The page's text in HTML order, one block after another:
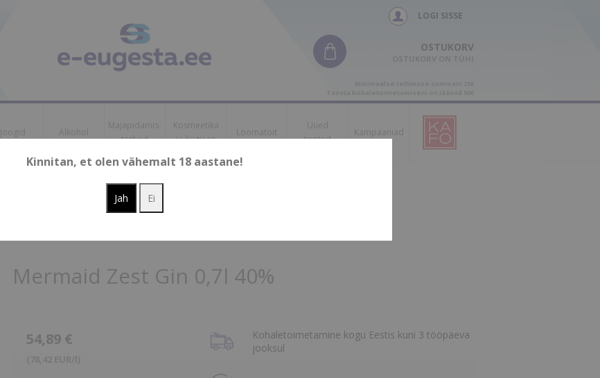
Kinnitan, et olen vähemalt 18 aastane!
LOGI SISSE
OSTUKORV
Joogid Alkohol
Majapidamis-
tarbed
Kosmeetika
ja hügieen
Loomatoit
Uued
tooted
Kampaaniad
Mermaid Zest Gin 0,7l 40%
Mermaid Zest Gin 0,7l 40%
54,89 €
Kohaletoimetamine kogu Eestis kuni 3 tööpäeva
jooksul